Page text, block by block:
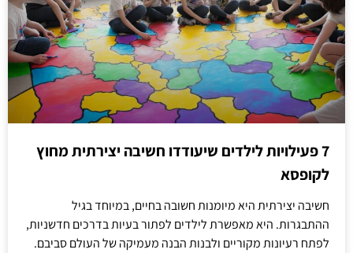
7 פעילויות לילדים שיעודדו חשיבה יצירתית מחוץ
לקופסא
חשיבה יצירתית היא מיומנות חשובה בחיים, במיוחד בגיל
ההתבגרות. היא מאפשרת לילדים לפתור בעיות בדרכים חדשניות,
לפתח רעיונות מקוריים ולבנות הבנה מעמיקה של העולם סביבם.